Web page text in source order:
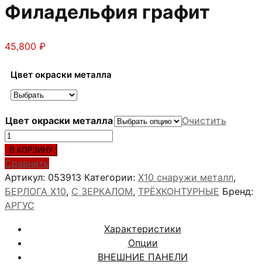
Филадельфия графит
45,800 ₽
Цвет окраски металла
Цвет окраски металла
Очистить
Количество
товара
Берлога
Х10
САБИНА
Дуб
графит
В КОРЗИНУ
Сравнить
Артикул: 053913 Категории: X10 снаружи металл,
БЕРЛОГА Х10, С ЗЕРКАЛОМ, ТРЁХКОНТУРНЫЕ Бренд:
АРГУС
Характеристики
Опции
ВНЕШНИЕ ПАНЕЛИ